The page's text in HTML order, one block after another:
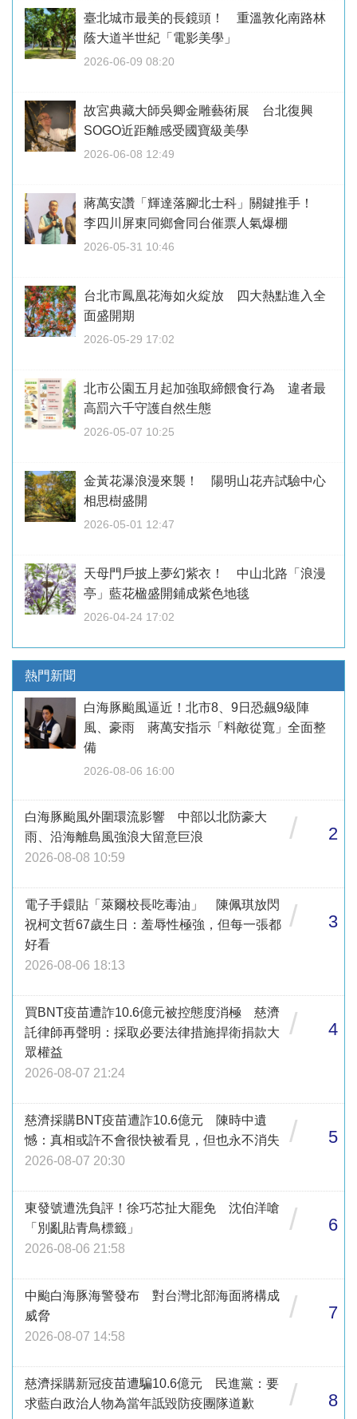
臺北城市最美的長鏡頭！ 重溫敦化南路林
蔭大道半世紀「電影美學」
2026-06-09 08:20
故宮典藏大師吳卿金雕藝術展 台北復興
SOGO近距離感受國寶級美學
2026-06-08 12:49
蔣萬安讚「輝達落腳北士科」關鍵推手！
李四川屏東同鄉會同台催票人氣爆棚
2026-05-31 10:46
台北市鳳凰花海如火綻放 四大熱點進入全
面盛開期
2026-05-29 17:02
北市公園五月起加強取締餵食行為 違者最
高罰六千守護自然生態
2026-05-07 10:25
金黃花瀑浪漫來襲！ 陽明山花卉試驗中心
相思樹盛開
2026-05-01 12:47
天母門戶披上夢幻紫衣！ 中山北路「浪漫
亭」藍花楹盛開鋪成紫色地毯
2026-04-24 17:02
熱門新聞
白海豚颱風逼近！北市8、9日恐飆9級陣
風、豪雨 蔣萬安指示「料敵從寬」全面整
備
2026-08-06 16:00
白海豚颱風外圍環流影響 中部以北防豪大
雨、沿海離島風強浪大留意巨浪
2026-08-08 10:59
/ 2
電子手鐶貼「萊爾校長吃毒油」 陳佩琪放閃
祝柯文哲67歲生日：羞辱性極強，但每一張都
好看
2026-08-06 18:13
/ 3
買BNT疫苗遭詐10.6億元被控態度消極 慈濟
託律師再聲明：採取必要法律措施捍衛捐款大
眾權益
2026-08-07 21:24
/ 4
慈濟採購BNT疫苗遭詐10.6億元 陳時中遺
憾：真相或許不會很快被看見，但也永不消失
2026-08-07 20:30
/ 5
東發號遭洗負評！徐巧芯扯大罷免 沈伯洋嗆
「別亂貼青鳥標籤」
2026-08-06 21:58
/ 6
中颱白海豚海警發布 對台灣北部海面將構成
威脅
2026-08-07 14:58
/ 7
慈濟採購新冠疫苗遭騙10.6億元 民進黨：要
求藍白政治人物為當年詆毀防疫團隊道歉
/ 8